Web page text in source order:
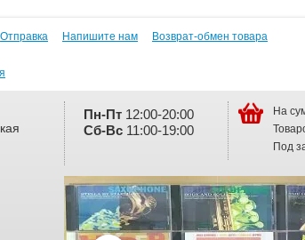
Отправка Напишите нам Возврат-обмен товара
Пн-Пт 12:00-20:00
Сб-Вс 11:00-19:00
На
Под